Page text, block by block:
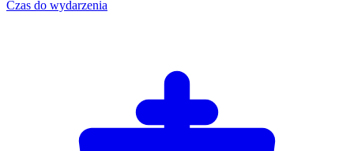
Czas do wydarzenia